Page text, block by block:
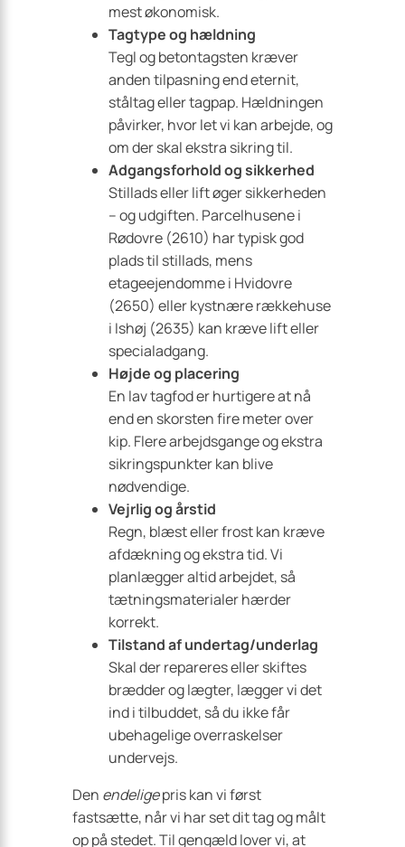
mest økonomisk.
Tagtype og hældning
Tegl og betontagsten kræver
anden tilpasning end eternit,
ståltag eller tagpap. Hældningen
påvirker, hvor let vi kan arbejde, og
om der skal ekstra sikring til.
Adgangsforhold og sikkerhed
Stillads eller lift øger sikkerheden
– og udgiften. Parcelhusene i
Rødovre (2610) har typisk god
plads til stillads, mens
etageejendomme i Hvidovre
(2650) eller kystnære rækkehuse
i Ishøj (2635) kan kræve lift eller
specialadgang.
Højde og placering
En lav tagfod er hurtigere at nå
end en skorsten fire meter over
kip. Flere arbejdsgange og ekstra
sikringspunkter kan blive
nødvendige.
Vejrlig og årstid
Regn, blæst eller frost kan kræve
afdækning og ekstra tid. Vi
planlægger altid arbejdet, så
tætningsmaterialer hærder
korrekt.
Tilstand af undertag/underlag
Skal der repareres eller skiftes
brædder og lægter, lægger vi det
ind i tilbuddet, så du ikke får
ubehagelige overraskelser
undervejs.
Den endeligepris kan vi først
fastsætte, når vi har set dit tag og målt
op på stedet. Til gengæld lover vi, at